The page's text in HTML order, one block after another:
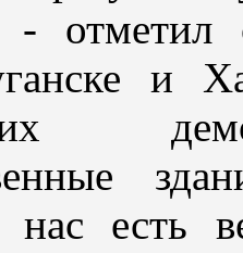
- отметил
и
есть